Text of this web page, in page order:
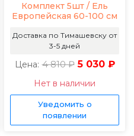
Комплект 5шт / Ель
Европейская 60-100 см
Доставка по Тимашевску от
3-5 дней
Цена: 4 810 ₽ 5 030 ₽
Нет в наличии
Уведомить о
появлении